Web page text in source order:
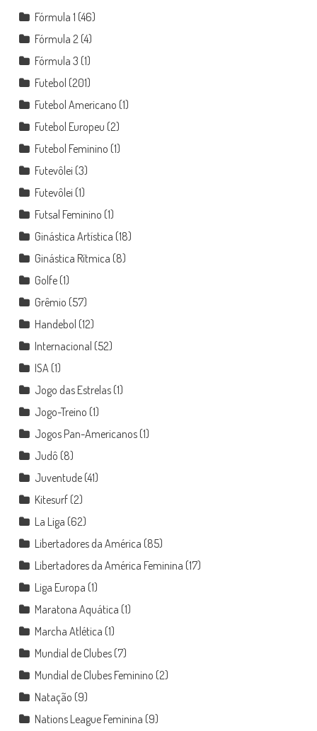
Fórmula 1 (46)
Fórmula 2 (4)
Fórmula 3 (1)
Futebol (201)
Futebol Americano (1)
Futebol Europeu (2)
Futebol Feminino (1)
Futevôlei (3)
Futevôlei (1)
Futsal Feminino (1)
Ginástica Artística (18)
Ginástica Rítmica (8)
Golfe(1)
Grêmio (57)
Handebol (12)
Internacional (52)
ISA (1)
Jogo das Estrelas(1)
Jogo-Treino (1)
Jogos Pan-Americanos(1)
Judô (8)
Juventude(41)
Kitesurf(2)
La Liga (62)
Libertadores da América (85)
Libertadores da América Feminina (17)
Liga Europa (1)
Maratona Aquática (1)
Marcha Atlética (1)
Mundial de Clubes(7)
Mundial de Clubes Feminino (2)
Natação (9)
Nations League Feminina (9)